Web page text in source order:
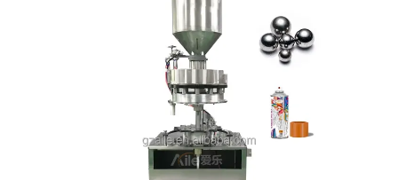
לְהִתְחַבֵּר אֵלֵינוּ